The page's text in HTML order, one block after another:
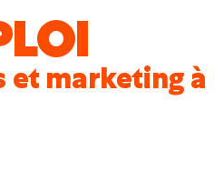
marketing à